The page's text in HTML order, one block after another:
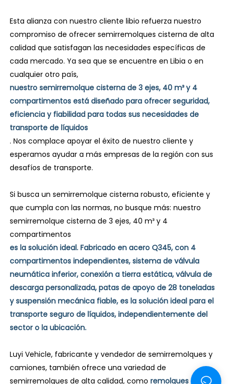
Esta alianza con nuestro cliente libio refuerza nuestro
compromiso de ofrecer semirremolques cisterna de alta
calidad que satisfagan las necesidades específicas de
cada mercado. Ya sea que se encuentre en Libia o en
cualquier otro país,
nuestro semirremolque cisterna de 3 ejes, 40 m³ y 4
compartimentos está diseñado para ofrecer seguridad,
eficiencia y fiabilidad para todas sus necesidades de
transporte de líquidos
. Nos complace apoyar el éxito de nuestro cliente y
esperamos ayudar a más empresas de la región con sus
desafíos de transporte.
Si busca un semirremolque cisterna robusto, eficiente y
que cumpla con las normas, no busque más: nuestro
semirremolque cisterna de 3 ejes, 40 m³ y 4
compartimentos
es la solución ideal. Fabricado en acero Q345, con 4
compartimentos independientes, sistema de válvula
neumática inferior, conexión a tierra estática, válvula de
descarga personalizada, patas de apoyo de 28 toneladas
y suspensión mecánica fiable, es la solución ideal para el
transporte seguro de líquidos, independientemente del
sector o la ubicación.
Luyi Vehicle, fabricante y vendedor de semirremolques y
camiones, también ofrece una variedad de
semirremolques de alta calidad, como remolques de